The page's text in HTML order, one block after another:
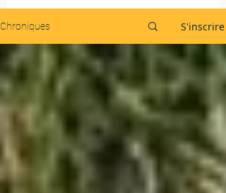
Chroniques S'inscrire